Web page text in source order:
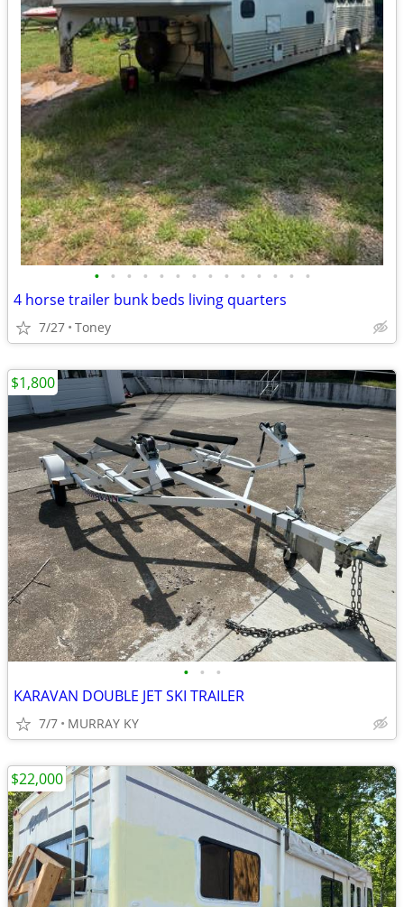
• • • • • • • • • • • • • •
4 horse trailer bunk beds living quarters
7/27 Toney
• • •
KARAVAN DOUBLE JET SKI TRAILER
7/7 MURRAY KY
$1,800
$22,000